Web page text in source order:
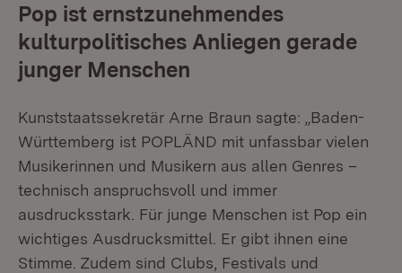
Pop ist ernstzunehmendes
kulturpolitisches Anliegen gerade
junger Menschen
Kunststaatssekretär Arne Braun sagte: „Baden-
Württemberg ist POPLÄND mit unfassbar vielen
Musikerinnen und Musikern aus allen Genres –
technisch anspruchsvoll und immer
ausdrucksstark. Für junge Menschen ist Pop ein
wichtiges Ausdrucksmittel. Er gibt ihnen eine
Stimme. Zudem sind Clubs, Festivals und